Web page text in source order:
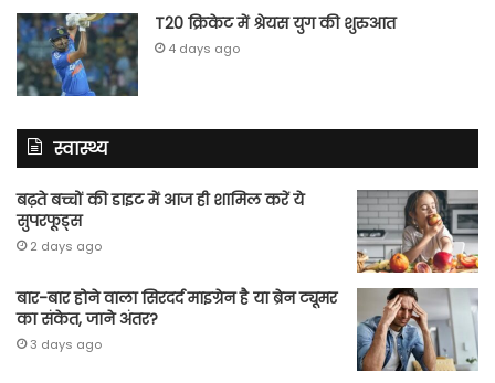
T20 क्रिकेट में श्रेयस युग की शुरुआत
4 days ago
स्वास्थ्य
बढ़ते बच्चों की डाइट में आज ही शामिल करें ये
सुपरफूड्स
2 days ago
बार-बार होने वाला सिरदर्द माइग्रेन है या ब्रेन ट्यूमर
का संकेत, जाने अंतर?
3 days ago